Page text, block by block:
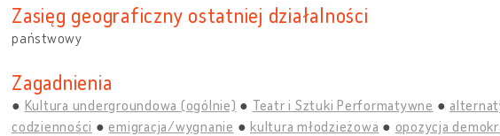
Zasięg geograficzny ostatniej działalności
państwowy
Zagadnienia
Kultura undergroundowa (ogólnie) Teatr i Sztuki Performatywne
codzienności
emigracja/wygnanie kultura młodzieżowa opozycja